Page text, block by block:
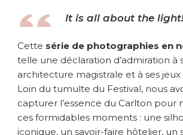
n
e
e
l
a
R
i
v
It is all about the
Cette série de photographies en
telle une déclaration d’admiration à
architecture magistrale et à ses
Loin du tumulte du Festival, nous
capturer l’essence du Carlton pour
ces formidables moments : une
iconique, un savoir-faire hôtelier, un